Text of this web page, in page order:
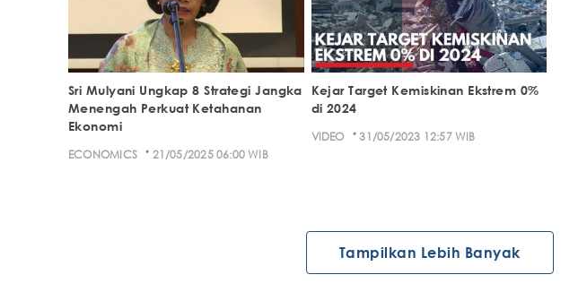
Sri Mulyani Ungkap 8 Strategi Jangka
Menengah Perkuat Ketahanan
Ekonomi
ECONOMICS · 21/05/2025 06:00 WIB
Kejar Target Kemiskinan Ekstrem 0%
di 2024
VIDEO · 31/05/2023 12:57 WIB
Tampilkan Lebih Banyak